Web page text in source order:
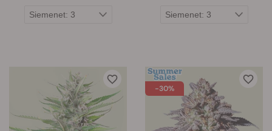
-30%